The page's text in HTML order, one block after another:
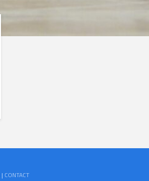
| CONTACT